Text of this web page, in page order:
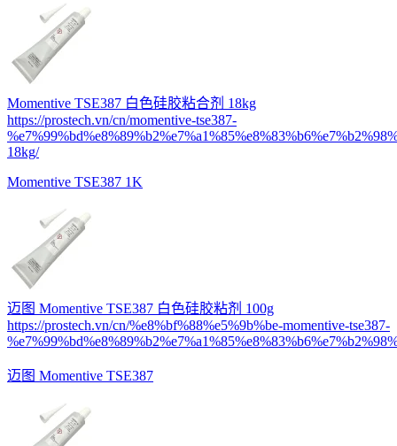
Momentive TSE387 白色硅胶粘合剂 18kg
https://prostech.vn/cn/momentive-tse387-
18kg/
Momentive TSE387 1K
迈图 Momentive TSE387 白色硅胶粘剂 100g
https://prostech.vn/cn/%e8%bf%88%e5%9b%be-momentive-tse387-
迈图 Momentive TSE387